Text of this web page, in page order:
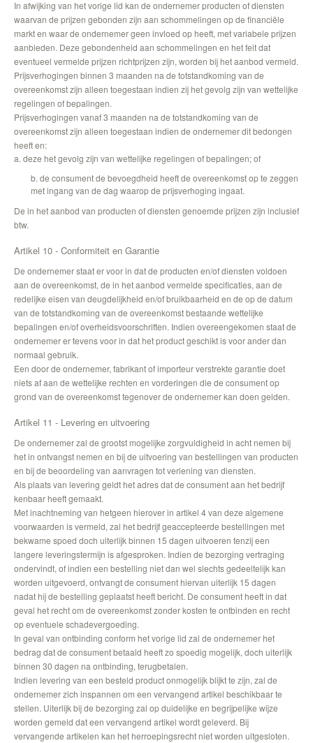
In afwijking van het vorige lid kan de ondernemer producten of diensten
waarvan de prijzen gebonden zijn aan schommelingen op de financiële
markt en waar de ondernemer geen invloed op heeft, met variabele prijzen
aanbieden. Deze gebondenheid aan schommelingen en het feit dat
eventueel vermelde prijzen richtprijzen zijn, worden bij het aanbod vermeld.
Prijsverhogingen binnen 3 maanden na de totstandkoming van de
overeenkomst zijn alleen toegestaan indien zij het gevolg zijn van wettelijke
regelingen of bepalingen.
Prijsverhogingen vanaf 3 maanden na de totstandkoming van de
overeenkomst zijn alleen toegestaan indien de ondernemer dit bedongen
heeft en:
a. deze het gevolg zijn van wettelijke regelingen of bepalingen; of
b. de consument de bevoegdheid heeft de overeenkomst op te zeggen
met ingang van de dag waarop de prijsverhoging ingaat.
De in het aanbod van producten of diensten genoemde prijzen zijn inclusief
btw.
Artikel 10 - Conformiteit en Garantie
De ondernemer staat er voor in dat de producten en/of diensten voldoen
aan de overeenkomst, de in het aanbod vermelde specificaties, aan de
redelijke eisen van deugdelijkheid en/of bruikbaarheid en de op de datum
van de totstandkoming van de overeenkomst bestaande wettelijke
bepalingen en/of overheidsvoorschriften. Indien overeengekomen staat de
ondernemer er tevens voor in dat het product geschikt is voor ander dan
normaal gebruik.
Een door de ondernemer, fabrikant of importeur verstrekte garantie doet
niets af aan de wettelijke rechten en vorderingen die de consument op
grond van de overeenkomst tegenover de ondernemer kan doen gelden.
Artikel 11 - Levering en uitvoering
De ondernemer zal de grootst mogelijke zorgvuldigheid in acht nemen bij
het in ontvangst nemen en bij de uitvoering van bestellingen van producten
en bij de beoordeling van aanvragen tot verlening van diensten.
Als plaats van levering geldt het adres dat de consument aan het bedrijf
kenbaar heeft gemaakt.
Met inachtneming van hetgeen hierover in artikel 4 van deze algemene
voorwaarden is vermeld, zal het bedrijf geaccepteerde bestellingen met
bekwame spoed doch uiterlijk binnen 15 dagen uitvoeren tenzij een
langere leveringstermijn is afgesproken. Indien de bezorging vertraging
ondervindt, of indien een bestelling niet dan wel slechts gedeeltelijk kan
worden uitgevoerd, ontvangt de consument hiervan uiterlijk 15 dagen
nadat hij de bestelling geplaatst heeft bericht. De consument heeft in dat
geval het recht om de overeenkomst zonder kosten te ontbinden en recht
op eventuele schadevergoeding.
In geval van ontbinding conform het vorige lid zal de ondernemer het
bedrag dat de consument betaald heeft zo spoedig mogelijk, doch uiterlijk
binnen 30 dagen na ontbinding, terugbetalen.
Indien levering van een besteld product onmogelijk blijkt te zijn, zal de
ondernemer zich inspannen om een vervangend artikel beschikbaar te
stellen. Uiterlijk bij de bezorging zal op duidelijke en begrijpelijke wijze
worden gemeld dat een vervangend artikel wordt geleverd. Bij
vervangende artikelen kan het herroepingsrecht niet worden uitgesloten.